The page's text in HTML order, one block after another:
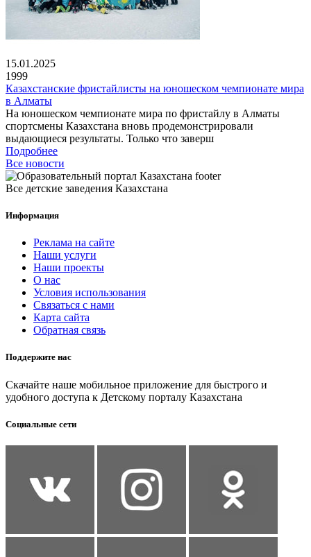
15.01.2025
1999
Казахстанские фристайлисты на юношеском чемпионате мира
в Алматы
На юношеском чемпионате мира по фристайлу в Алматы
спортсмены Казахстана вновь продемонстрировали
выдающиеся результаты. Только что заверш
Подробнее
Все новости
Все детские заведения Казахстана
Информация
Реклама на сайте
Наши услуги
Наши проекты
О нас
Условия использования
Связаться с нами
Карта сайта
Обратная связь
Поддержите нас
Скачайте наше мобильное приложение для быстрого и
удобного доступа к Детскому порталу Казахстана
Социальные сети